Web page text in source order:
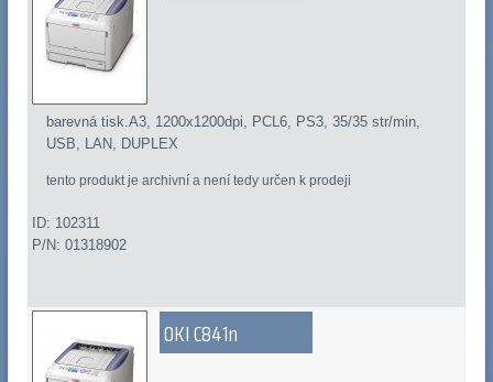
barevná tisk.A3, 1200x1200dpi, PCL6, PS3, 35/35 str/min,
USB, LAN, DUPLEX
tento produkt je archivní a není tedy určen k prodeji
ID: 102311
P/N: 01318902
OKI C841n